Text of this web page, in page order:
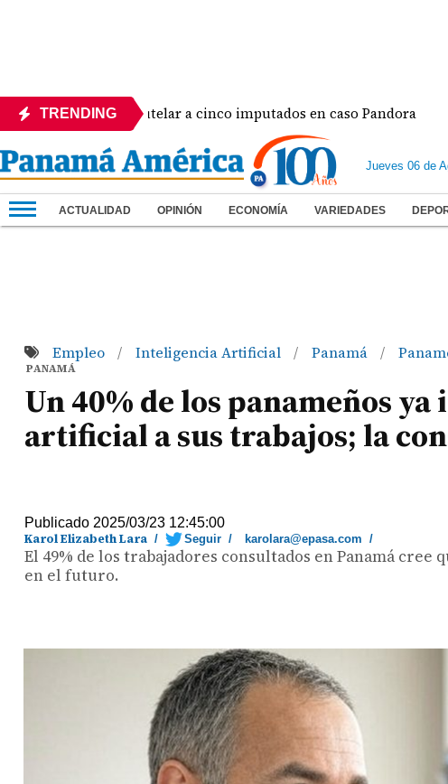
TRENDING
de medida cautelar a cinco imputados en caso Pandora
Jueves 06 de
ACTUALIDAD OPINIÓN ECONOMÍA VARIEDADES
Empleo / Inteligencia Artificial / Panamá /
PANAMÁ
Un 40% de los panameños
artificial a sus trabajos; la
Publicado 2025/03/23 12:45:00
Karol Elizabeth Lara / Seguir / karolara@epasa.com /
El 49% de los trabajadores consultados en Panamá
en el futuro.